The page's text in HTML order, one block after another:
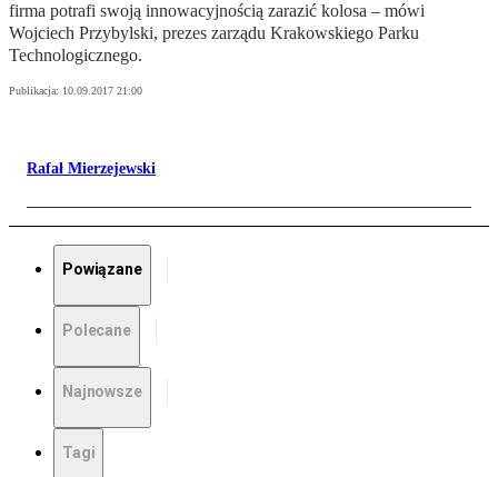
firma potrafi swoją innowacyjnością zarazić kolosa – mówi
Wojciech Przybylski, prezes zarządu Krakowskiego Parku
Technologicznego.
Publikacja: 10.09.2017 21:00
Rafał Mierzejewski
Powiązane
Polecane
Najnowsze
Tagi